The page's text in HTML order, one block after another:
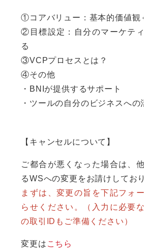
①コアバリュー：基本的価値観
②目標設定：自分のマーケテ
る
③VCPプロセスとは？
④その他
・BNIが提供するサポート
・ツールの自分のビジネスへの
【キャンセルについて】
ご都合が悪くなった場合は、
るWSへの変更をお請けしてお
まずは、変更の旨を下記フォ
らせください。（入力に必要
の取引IDもご準備ください）
変更は こちら